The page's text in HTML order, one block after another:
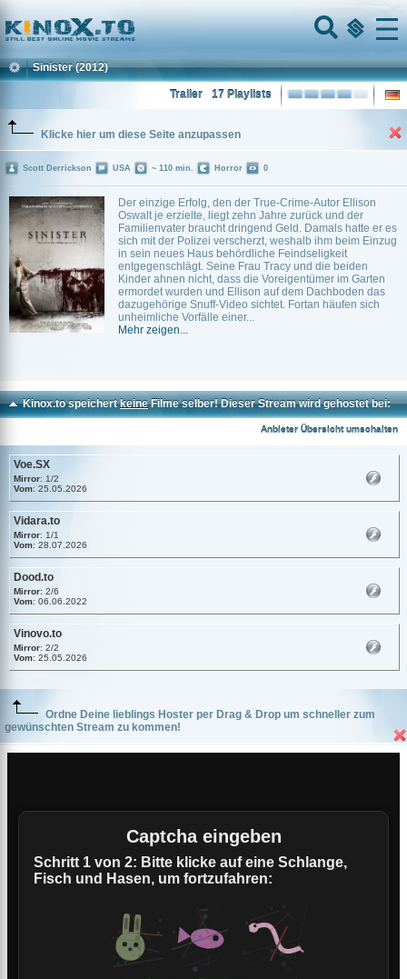
Home
Menu
Sinister (2012)
17 Playlists
Trailer
Klicke hier um diese Seite anzupassen
Der einzige Erfolg, den der True-Crime-Autor Ellison
Oswalt je erzielte, liegt zehn Jahre zurück und der
Familienvater braucht dringend Geld. Damals hatte er es
sich mit der Polizei verscherzt, weshalb ihm beim Einzug
in sein neues Haus behördliche Feindseligkeit
entgegenschlägt. Seine Frau Tracy und die beiden
Kinder ahnen nicht, dass die Voreigentümer im Garten
ermordet wurden und Ellison auf dem Dachboden das
dazugehörige Snuff-Video sichtet. Fortan häufen sich
unheimliche Vorfälle einer...
Mehr zeigen...
Scott Derrickson USA ~ 110 min. Horror 0
Kinox.to speichertkeineFilme selber! Dieser Stream wird gehostet bei:
Anbieter Übersicht umschalten
Voe.SX
Mirror: 1/2
Vom: 25.05.2026
Vidara.to
Mirror: 1/1
Vom: 28.07.2026
Dood.to
Mirror: 2/6
Vom: 06.06.2022
Vinovo.to
Mirror: 2/2
Vom: 25.05.2026
Ordne Deine lieblings Hoster per Drag & Drop um schneller zum
gewünschten Stream zu kommen!